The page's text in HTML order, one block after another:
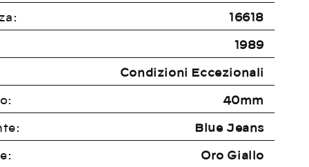
16618
1989
Condizioni Eccezionali
40mm
Blue Jeans
Oro Giallo